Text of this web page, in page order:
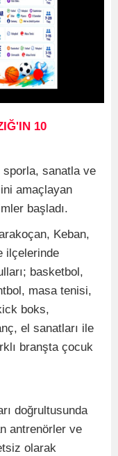
10
sporla, sanatla ve
amaçlayan
başladı.
Keban,
ilçelerinde
basketbol,
masa tenisi,
boks,
el sanatları ile
branşta çocuk
doğrultusunda
antrenörler ve
olarak